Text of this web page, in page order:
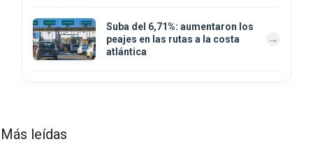
Suba del 6,71%: aumentaron los
peajes en las rutas a la costa
atlántica
Más leídas